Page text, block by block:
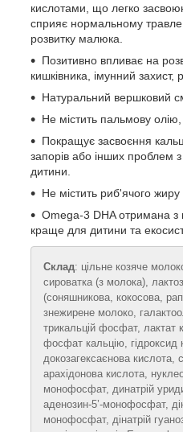
кислотами, що легко
сприяє нормальному
розвитку малюка.
Позитивно впливає на
кишківника, імунний захист,
Натуральний вершковий
Не містить пальмову
Покращує засвоєння
запорів або інших проблем
дитини.
Не містить риб'ячого
Omega-3 DHA отримана
краще для дитини та
Склад: цільне козяче
сироватка (з молока),
(соняшникова, кокосова,
знежирене молоко,
трикальцій фосфат, лактат
фосфат кальцію, гідроксид
докозагексаєнова кислота,
арахідонова кислота,
монофосфат, динатрій
аденозин-5’-монофосфат,
монофосфат, дінатрій